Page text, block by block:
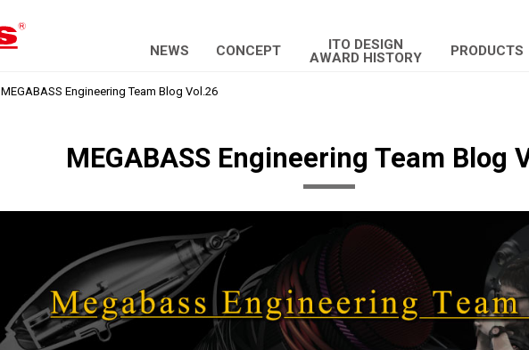
NEWS CONCEPT
ITO DESIGN
AWARD HISTORY
PRODUCTS
MEGABASS Engineering Team Blog Vol.26
MEGABASS Engineering Team Blog